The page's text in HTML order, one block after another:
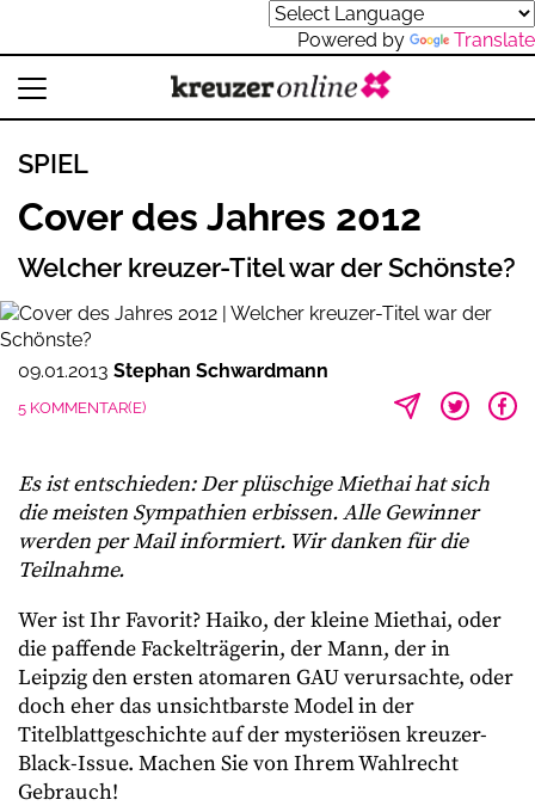
Powered by Translate
SPIEL
Cover des Jahres 2012
Welcher kreuzer-Titel war der Schönste?
09.01.2013 Stephan Schwardmann
5 KOMMENTAR(E)
Es ist entschieden: Der plüschige Miethai hat sich
die meisten Sympathien erbissen. Alle Gewinner
werden per Mail informiert. Wir danken für die
Teilnahme.
Wer ist Ihr Favorit? Haiko, der kleine Miethai, oder
die paffende Fackelträgerin, der Mann, der in
Leipzig den ersten atomaren GAU verursachte, oder
doch eher das unsichtbarste Model in der
Titelblattgeschichte auf der mysteriösen kreuzer-
Black-Issue. Machen Sie von Ihrem Wahlrecht
Gebrauch!